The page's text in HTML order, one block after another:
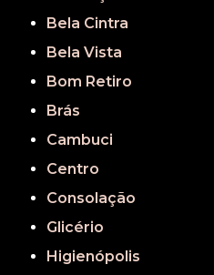
Bela Cintra
Bela Vista
Bom Retiro
Brás
Cambuci
Centro
Consolação
Glicério
Higienópolis